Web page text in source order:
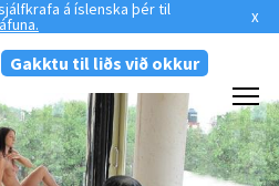
á íslenska þér til x
Gakktu til liðs við okkur